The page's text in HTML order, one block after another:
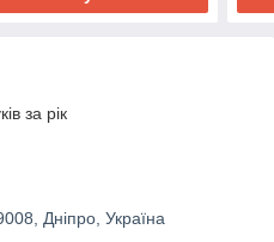
за рік
Дніпро, Україна